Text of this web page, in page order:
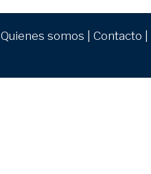
Quienes somos Contacto